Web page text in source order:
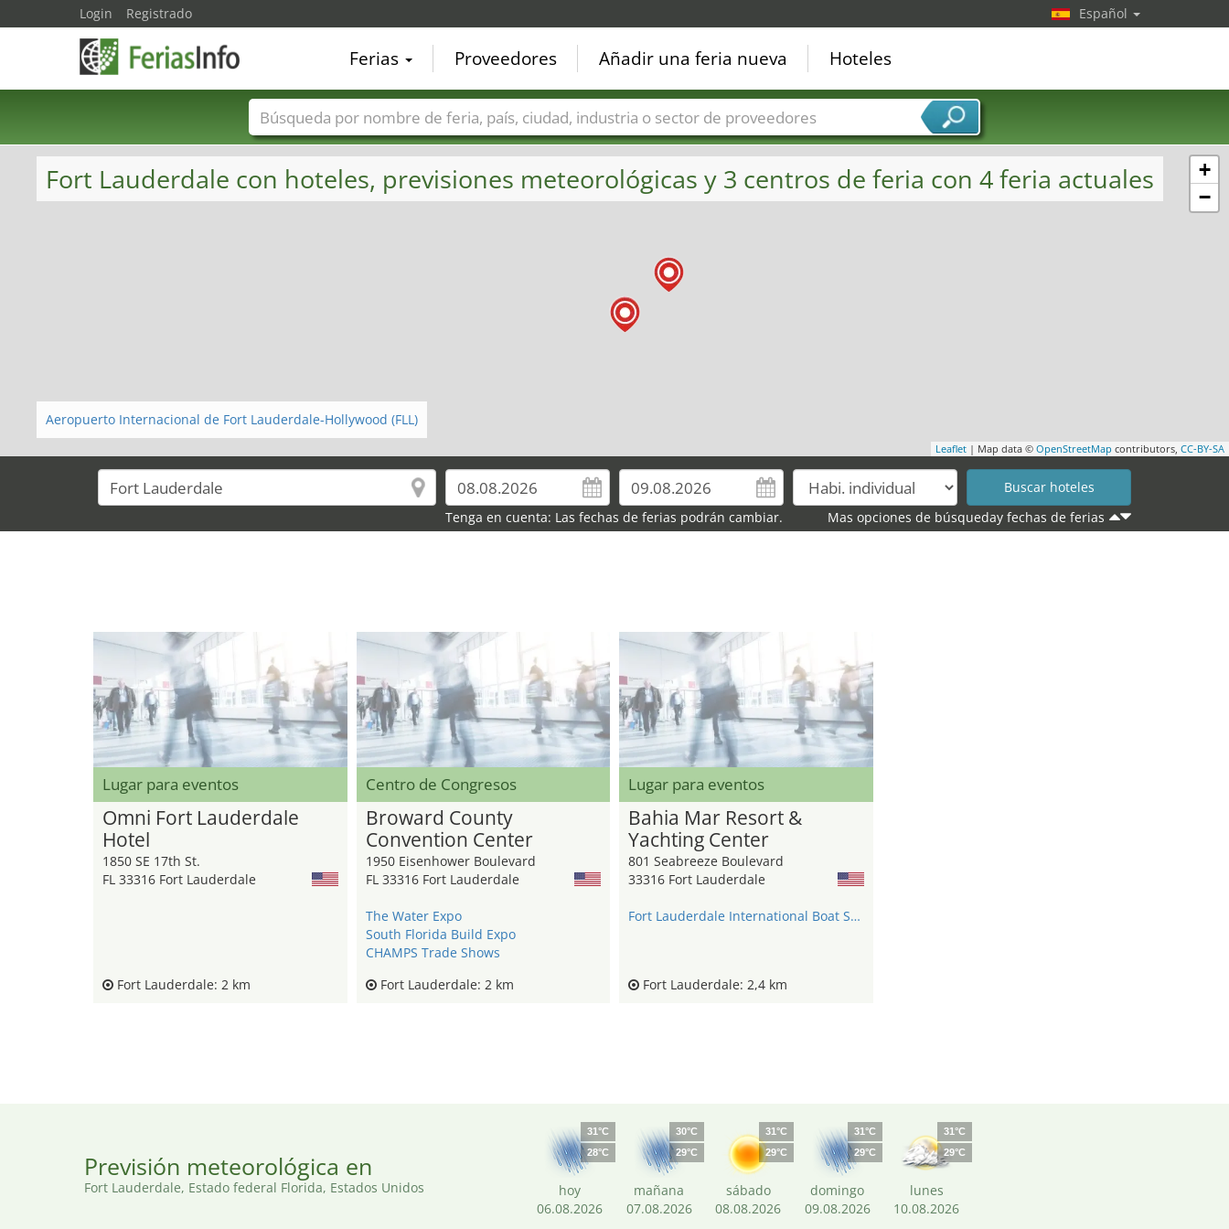
+
−
Leaflet | Map data © OpenStreetMap contributors, CC-BY-SA
Fort Lauderdale con hoteles, previsiones meteorológicas y 3 centros de feria con 4 feria actuales
Aeropuerto Internacional de Fort Lauderdale-Hollywood (FLL)
Tenga en cuenta: Las fechas de ferias podrán cambiar. Mas opciones de búsqueday fechas de ferias
Lugar para eventos
Omni Fort Lauderdale
Hotel
1850 SE 17th St.
FL 33316 Fort Lauderdale
Fort Lauderdale: 2 km
Centro de Congresos
Broward County
Convention Center
1950 Eisenhower Boulevard
FL 33316 Fort Lauderdale
The Water Expo
South Florida Build Expo
CHAMPS Trade Shows
Fort Lauderdale: 2 km
Lugar para eventos
Bahia Mar Resort &
Yachting Center
801 Seabreeze Boulevard
33316 Fort Lauderdale
Fort Lauderdale International Boat Show
Fort Lauderdale: 2,4 km
Previsión meteorológica en
Fort Lauderdale, Estado federal Florida, Estados Unidos
31°C
28°C
hoy
06.08.2026
30°C
29°C
mañana
07.08.2026
31°C
29°C
sábado
08.08.2026
31°C
29°C
domingo
09.08.2026
31°C
29°C
lunes
10.08.2026
Login Registrado Español
Ferias Proveedores Añadir una feria nueva Hoteles
Nombres de ferias Países Ciudades Sectores de ferias Sectores de proveedor de servicios